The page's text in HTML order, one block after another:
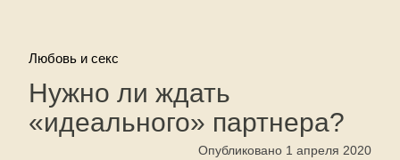
Любовь и секс
Нужно ли ждать
«идеального» партнера?
Опубликовано 1 апреля 2020